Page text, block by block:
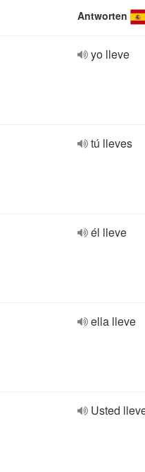
Antworten
yo lleve
tú lleves
él lleve
ella lleve
Usted